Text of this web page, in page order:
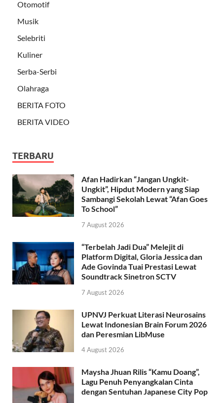
Otomotif
Musik
Selebriti
Kuliner
Serba-Serbi
Olahraga
BERITA FOTO
BERITA VIDEO
TERBARU
Afan Hadirkan “Jangan Ungkit-
Ungkit”, Hipdut Modern yang Siap
Sambangi Sekolah Lewat “Afan Goes
To School”
7 August 2026
“Terbelah Jadi Dua” Melejit di
Platform Digital, Gloria Jessica dan
Ade Govinda Tuai Prestasi Lewat
Soundtrack Sinetron SCTV
7 August 2026
UPNVJ Perkuat Literasi Neurosains
Lewat Indonesian Brain Forum 2026
dan Peresmian LibMuse
4 August 2026
Maysha Jhuan Rilis “Kamu Doang”,
Lagu Penuh Penyangkalan Cinta
dengan Sentuhan Japanese City Pop